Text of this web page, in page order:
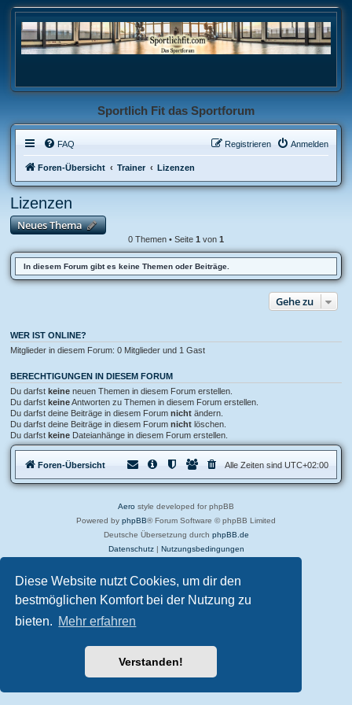
Diese Website nutzt Cookies, um dir den
bestmöglichen Komfort bei der Nutzung zu
bieten. Mehr erfahren
Verstanden!
Sportlich Fit das Sportforum
FAQ Anmelden
Registrieren
Foren-Übersicht Trainer Lizenzen
Lizenzen
Neues Thema
0 Themen • Seite 1 von 1
In diesem Forum gibt es keine Themen oder Beiträge.
Gehe zu
WER IST ONLINE?
Mitglieder in diesem Forum: 0 Mitglieder und 1 Gast
BERECHTIGUNGEN IN DIESEM FORUM
Du darfst keine neuen Themen in diesem Forum erstellen.
Du darfst keineAntworten zu Themen in diesem Forum erstellen.
Du darfst deine Beiträge in diesem Forum nicht ändern.
Du darfst deine Beiträge in diesem Forum nicht löschen.
Du darfst keine Dateianhänge in diesem Forum erstellen.
Foren-Übersicht Alle Zeiten sind UTC+02:00
Aero style developed for phpBB
Powered by phpBB® Forum Software © phpBB Limited
Deutsche Übersetzung durch phpBB.de
Datenschutz| Nutzungsbedingungen